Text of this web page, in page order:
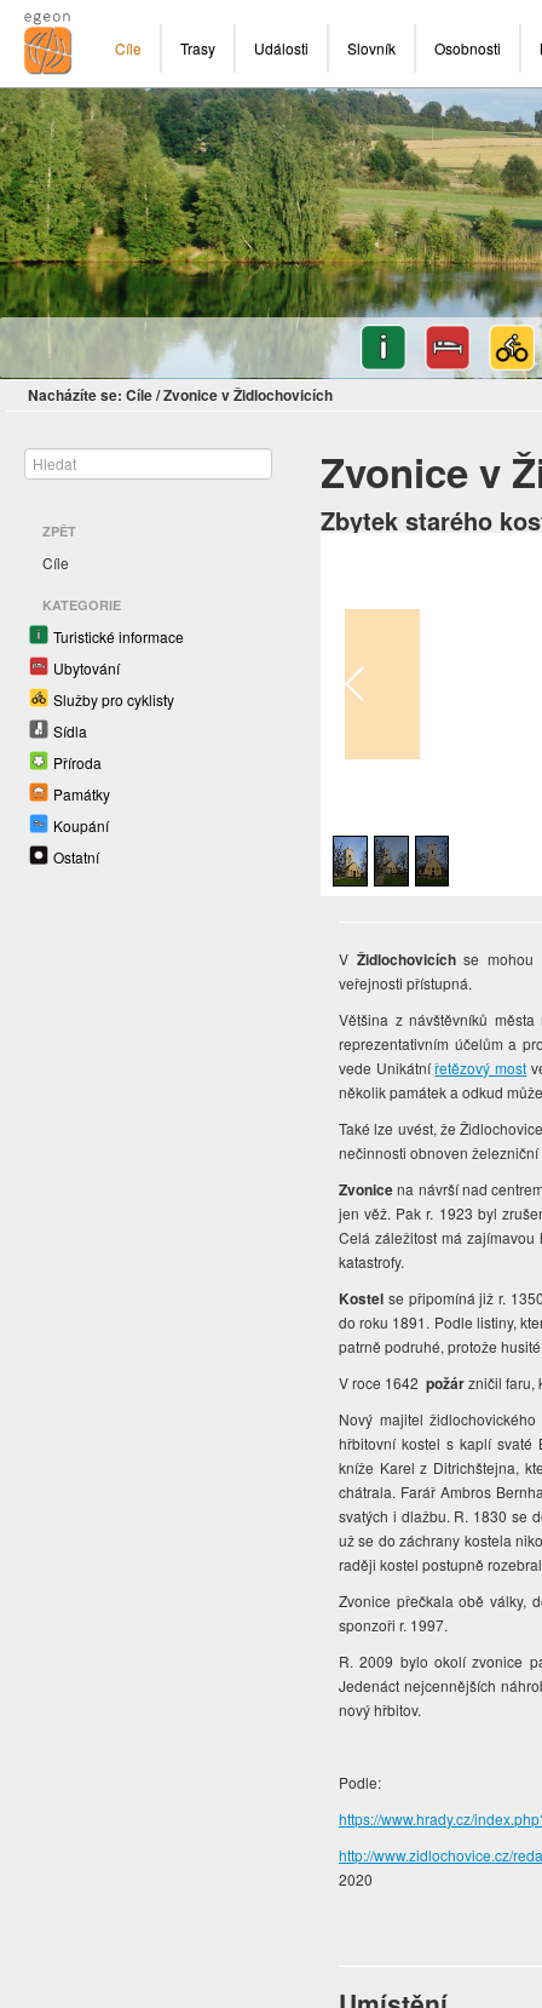
Cíle Trasy Události Slovník Osobnosti
Nacházíte se: Cíle/Zvonice v Židlochovicích
ZPĚT
Cíle
KATEGORIE
Turistické informace
Ubytování
Služby pro cyklisty
Sídla
Příroda
Památky
Koupání
Ostatní
Zvonice v
Zbytek starého
V Židlochovicíchse mohou
veřejnosti přístupná.
Většina z návštěvníků
reprezentativním účelům a
vede Unikátnířetězový most
několik památek a odkud
Také lze uvést, že
nečinnosti obnoven
Zvonicena návrší nad
jen věž. Pak r. 1923 byl
Celá záležitost má
katastrofy.
Kostel se připomíná již r.
do roku 1891. Podle listiny,
patrně podruhé, protože
V roce 1642požárzničil faru,
Nový majitel
hřbitovní kostel s kaplí svaté
kníže Karel z Ditrichštejna,
chátrala. Farář Ambros
svatých i dlažbu. R. 1830 se
už se do záchrany kostela
raději kostel postupně
Zvonice přečkala obě války,
sponzoři r. 1997.
R. 2009 bylo okolí zvonice
Jedenáct nejcennějších
nový hřbitov.
Podle:
https://www.hrady.cz/
http://www.zidlochovice.cz/
2020